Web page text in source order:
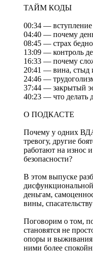
ТАЙМ КОДЫ
00:34 — вступление
04:40 — почему
08:45 — страх
13:09 — контроль
16:33 — почему
20:41 — вина, стыд
24:46 —
37:44 — закрытый
40:23 — что делать
О ПОДКАСТЕ
Почему у одних
тревогу, другие
работают на износ
безопасности?
В этом выпуске
деньгам,
вины,
Поговорим о том,
становятся не
опоры и выживания
ними более